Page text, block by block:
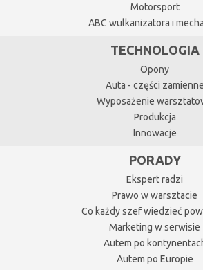
Motorsport
ABC wulkanizatora i
TECHNOLOGIA
Opony
Auta - części zamienne
Wyposażenie
Produkcja
Innowacje
PORADY
Ekspert radzi
Prawo w warsztacie
Co każdy szef wiedzieć
Marketing w serwisie
Autem po
Autem po Europie